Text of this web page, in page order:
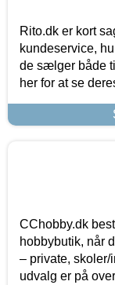
Rito.dk er kort
kundeservice,
de sælger både
her for at se
CChobby.dk
hobbybutik, når
– private, skoler/
udvalg er på